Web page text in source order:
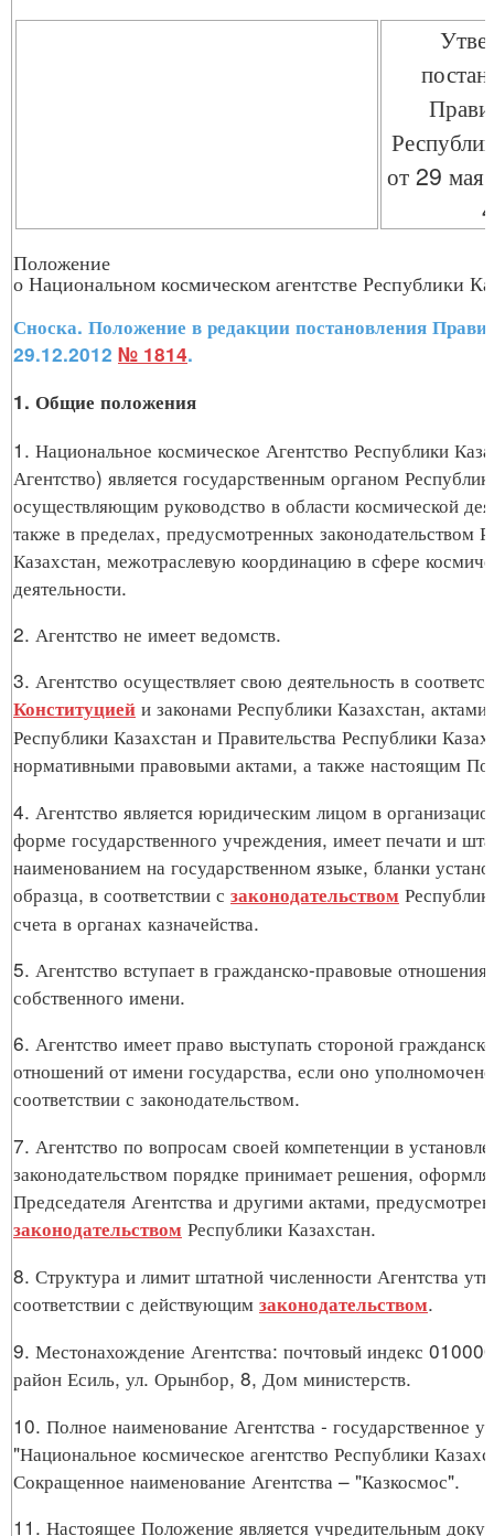
от 29 мая
Положение
о Национальном космическом агентстве Республики
Сноска. Положение в редакции постановления
29.12.2012 № 1814.
1. Общие положения
1. Национальное космическое Агентство Республики
Агентство) является государственным органом
осуществляющим руководство в области космической
также в пределах, предусмотренных законодательством
Казахстан, межотраслевую координацию в сфере
деятельности.
2. Агентство не имеет ведомств.
3. Агентство осуществляет свою деятельность в
Конституцией и законами Республики Казахстан,
Республики Казахстан и Правительства Республики
нормативными правовыми актами, а также настоящим
4. Агентство является юридическим лицом в
форме государственного учреждения, имеет печати и
наименованием на государственном языке, бланки
образца, в соответствии с законодательством
счета в органах казначейства.
5. Агентство вступает в гражданско-правовые отношения
собственного имени.
6. Агентство имеет право выступать стороной
отношений от имени государства, если оно
соответствии с законодательством.
7. Агентство по вопросам своей компетенции в
законодательством порядке принимает решения,
Председателя Агентства и другими актами,
законодательством Республики Казахстан.
8. Структура и лимит штатной численности Агентства
соответствии с действующим законодательством.
9. Местонахождение Агентства: почтовый индекс
район Есиль, ул. Орынбор, 8, Дом министерств.
10. Полное наименование Агентства - государственное
"Национальное космическое агентство Республики
Сокращенное наименование Агентства – "Казкосмос".
11. Настоящее Положение является учредительным